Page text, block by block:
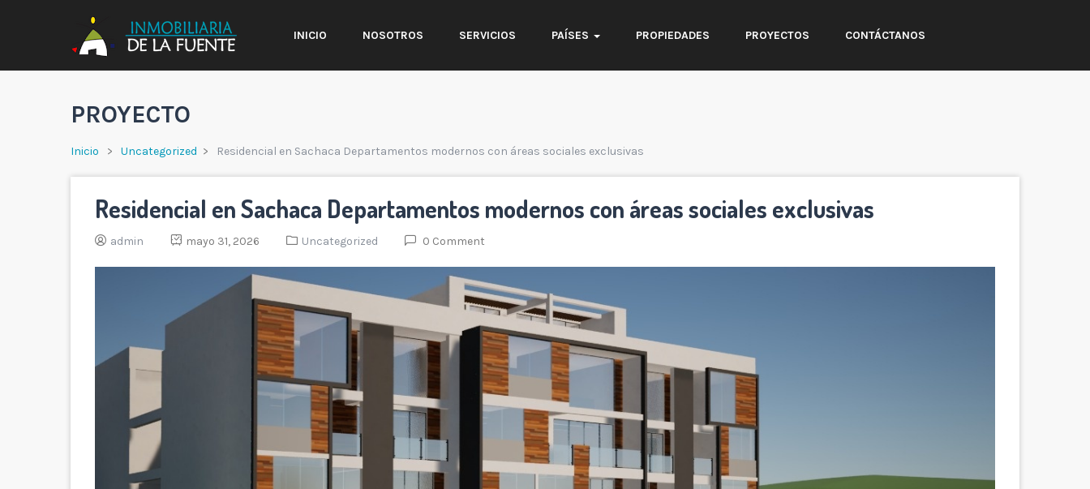
INICIO NOSOTROS SERVICIOS PAÍSES PROPIEDADES PROYECTOS CONTÁCTANOS
PROYECTO
Inicio Uncategorized Residencial en Sachaca Departamentos modernos con áreas sociales exclusivas
Residencial en Sachaca Departamentos modernos con áreas sociales exclusivas
admin mayo 31, 2026 Uncategorized 0 Comment